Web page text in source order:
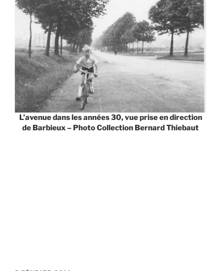
L’avenue dans les années 30, vue prise en direction
de Barbieux – Photo Collection Bernard Thiebaut